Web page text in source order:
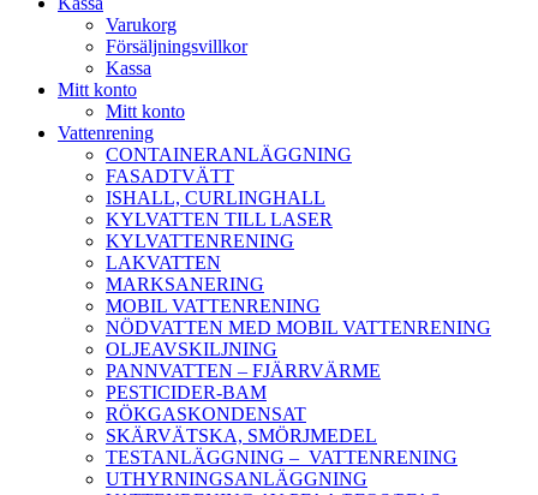
Varukorg
Försäljningsvillkor
Kassa
Mitt konto
Mitt konto
Vattenrening
CONTAINERANLÄGGNING
FASADTVÄTT
ISHALL, CURLINGHALL
KYLVATTEN TILL LASER
KYLVATTENRENING
LAKVATTEN
MARKSANERING
MOBIL VATTENRENING
NÖDVATTEN MED MOBIL VATTENRENING
OLJEAVSKILJNING
PANNVATTEN – FJÄRRVÄRME
PESTICIDER-BAM
RÖKGASKONDENSAT
SKÄRVÄTSKA, SMÖRJMEDEL
TESTANLÄGGNING – VATTENRENING
UTHYRNINGSANLÄGGNING